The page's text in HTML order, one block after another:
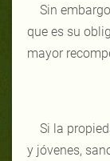
Sin
que es su
mayor
Si la
y jóvenes,